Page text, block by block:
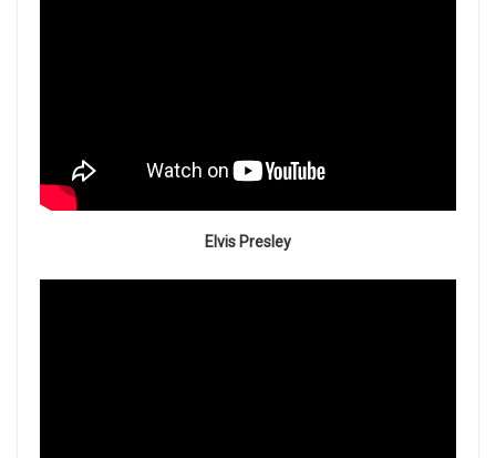
Elvis Presley